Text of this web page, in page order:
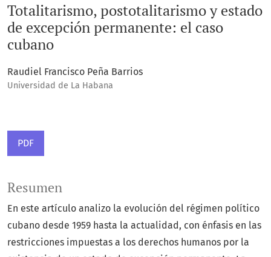
Totalitarismo, postotalitarismo y estado
de excepción permanente: el caso
cubano
Raudiel Francisco Peña Barrios
Universidad de La Habana
PDF
Resumen
En este artículo analizo la evolución del régimen político
cubano desde 1959 hasta la actualidad, con énfasis en las
restricciones impuestas a los derechos humanos por la